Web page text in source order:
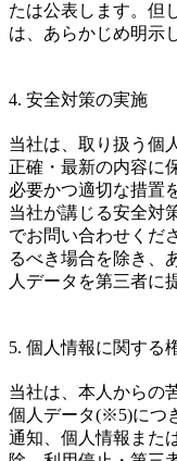
たは公表します。但
は、あらかじめ明示
4. 安全対策の実施
当社は、取り扱う個
正確・最新の内容に
必要かつ適切な措置
当社が講じる安全対
でお問い合わせくだ
るべき場合を除き、
人データを第三者に
5. 個人情報に関する
当社は、本人からの
個人データ(※5)につ
通知、個人情報また